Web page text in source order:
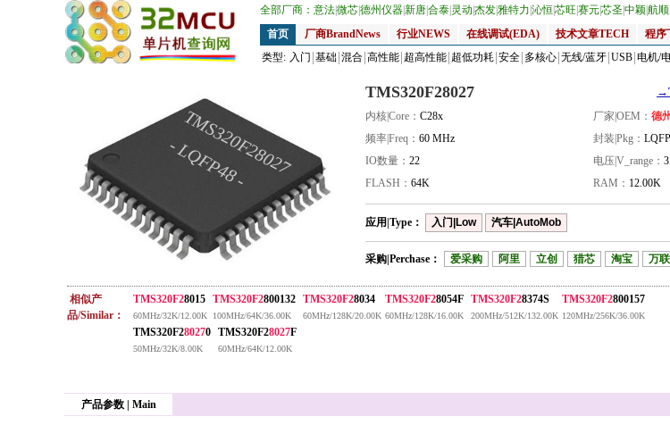
全部厂商： 意法微芯德州仪器新唐合泰 灵动 杰发雅特力 沁恒芯旺 赛元芯圣 中颖航顺
首页
厂商BrandNews 行业NEWS 在线调试(EDA) 技术文章TECH 程序
类型: 入门 基础 混合 高性能 超高性能 超低功耗 安全 多核心 无线/蓝牙 USB 电机/
TMS320F28027
- LQFP48 -
TMS320F28027
内核|Core： C28x 厂家|OEM： 德
频率|Freq： 60 MHz 封装|Pkg：
IO数量： 22 电压|V_range：
FLASH： 64K RAM： 12.00K
应用|Type： 入门|Low 汽车|AutoMob
采购|Perchase： 爱采购 阿里 立创 猎芯 淘宝 万联
相似产
品/Similar：
TMS320F28015
60MHz/32K/12.00K
TMS320F2800132
100MHz/64K/36.00K
TMS320F28034
60MHz/128K/20.00K
TMS320F28054F
60MHz/128K/16.00K
TMS320F28374S
200MHz/512K/132.00K
TMS320F2800157
120MHz/256K/36.00K
TMS320F280270
50MHz/32K/8.00K
TMS320F28027F
60MHz/64K/12.00K
产品参数 | Main